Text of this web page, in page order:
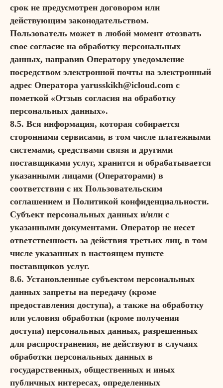
срок не предусмотрен договором или
действующим законодательством.
Пользователь может в любой момент отозвать
свое согласие на обработку персональных
данных, направив Оператору уведомление
посредством электронной почты на электронный
адрес Оператора yarusskikh@icloud.com с
пометкой «Отзыв согласия на обработку
персональных данных».
8.5. Вся информация, которая собирается
сторонними сервисами, в том числе платежными
системами, средствами связи и другими
поставщиками услуг, хранится и обрабатывается
указанными лицами (Операторами) в
соответствии с их Пользовательским
соглашением и Политикой конфиденциальности.
Субъект персональных данных и/или с
указанными документами. Оператор не несет
ответственность за действия третьих лиц, в том
числе указанных в настоящем пункте
поставщиков услуг.
8.6. Установленные субъектом персональных
данных запреты на передачу (кроме
предоставления доступа), а также на обработку
или условия обработки (кроме получения
доступа) персональных данных, разрешенных
для распространения, не действуют в случаях
обработки персональных данных в
государственных, общественных и иных
публичных интересах, определенных